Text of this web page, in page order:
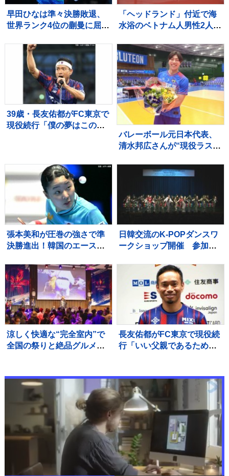
早田ひなは準々決勝敗退、
世界ランク4位の蒯曼に屈
壁を越えられず【WTTチャ
ンピオンズ横浜】
「ヘッドランド」付近で海
水浴のベトナム人男性2人が
39歳・長友佑都がFC東京で
現役続行「僕の夢はこのユ
バレーボール元日本代表、
清水邦広さんが“現役ラスト
てすごい」引退記念試合で
豪華メンバーも集結
張本美和が圧巻の強さで準
決勝進出！韓国のエース・
キを与えず快勝【WTTチャ
ンピオンズ横浜】
日韓交流のK-POPダンスワ
ークショップ開催 参加者
ダンスグループ「HOOK」
のスペシャルパフォーマン
涼しく快適な“完全室内”で
全国の祭りと絶品グルメを
長友佑都がFC東京で現役続
行「いい父親であるため
せてほしい」家族の後押し
で決断